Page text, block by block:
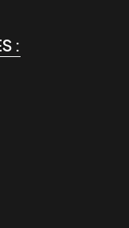
: